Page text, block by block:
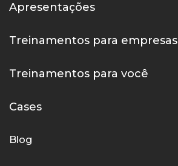
Apresentações
Treinamentos para empresas
Treinamentos para você
Cases
Blog